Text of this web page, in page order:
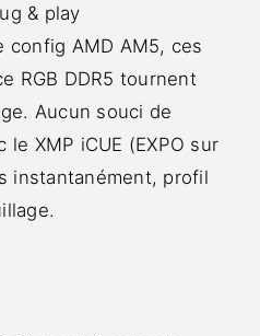
& play
config AMD AM5, ces
RGB DDR5 tournent
Aucun souci de
le XMP iCUE (EXPO sur
instantanément, profil